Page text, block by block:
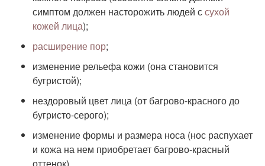
симптом должен насторожить людей ссухой
кожей лица);
расширение пор;
изменение рельефа кожи (она становится
бугристой);
нездоровый цвет лица (от багрово-красного до
бугристо-серого);
изменение формы и размера носа (нос распухает
и кожа на нем приобретает багрово-красный